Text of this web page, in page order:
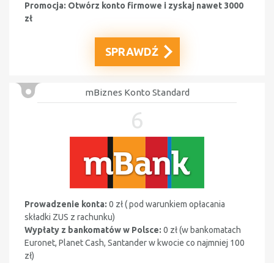
Promocja: Otwórz konto firmowe i zyskaj nawet 3000
zł
SPRAWDŹ
mBiznes Konto Standard
6
Prowadzenie konta: 0 zł (pod warunkiem opłacania
składki ZUS z rachunku)
Wypłaty z bankomatów w Polsce: 0 zł (w bankomatach
Euronet, Planet Cash, Santanderw kwocie co najmniej 100
zł)